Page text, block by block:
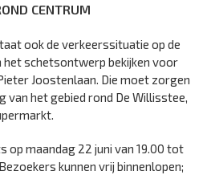
CENTRUM
ook de verkeerssituatie op de
het schetsontwerp bekijken voor
Joostenlaan. Die moet zorgen
van het gebied rond De Willisstee,
op maandag 22 juni van 19.00 tot
kunnen vrij binnenlopen;